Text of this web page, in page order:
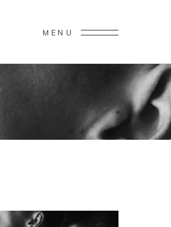
MENU